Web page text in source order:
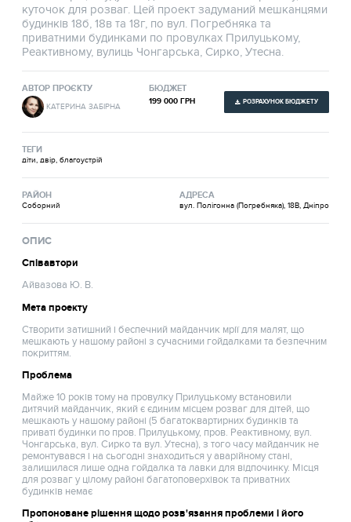
куточок для розваг. Цей проект задуманий мешканцями
будинків 18б, 18в та 18г, по вул. Погребняка та
приватними будинками по провулках Прилуцькому,
Реактивному, вулиць Чонгарська, Сирко, Утесна.
АВТОР ПРОЄКТУ
КАТЕРИНА ЗАБІРНА
БЮДЖЕТ
199 000 ГРН РОЗРАХУНОК БЮДЖЕТУ
ТЕГИ
діти, двір, благоустрій
РАЙОН
Соборний
АДРЕСА
вул. Полігонна (Погребняка), 18В, Дніпро
ОПИС
Співавтори
Айвазова Ю. В.
Мета проекту
Створити затишний і беспечний майданчик мрії для малят, що
мешкають у нашому районі з сучасними гойдалками та безпечним
покриттям.
Проблема
Майже 10 років тому на провулку Прилуцькому встановили
дитячий майданчик, який є єдиним місцем розваг для дітей, що
мешкають у нашому районі (5 багатоквартирних будинків та
приваті будинки по пров. Прилуцькому, пров. Реактивному, вул.
Чонгарська, вул. Сирко та вул. Утесна), з того часу майданчик не
ремонтувався і на сьогодні знаходиться у аварійному стані,
залишилася лише одна гойдалка та лавки для відпочинку. Місця
для розваг у цілому районі багатоповерхівок та приватних
будинків немає
Пропоноване рішення щодо розв'язання проблеми і його